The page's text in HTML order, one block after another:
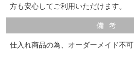
方も安心してご利用いただけます。
備考
仕入れ商品の為、オーダーメイド不可